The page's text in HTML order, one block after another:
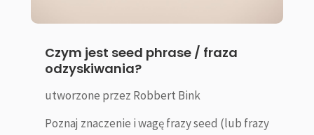
Czym jest seed phrase / fraza
odzyskiwania?
utworzone przez Robbert Bink
Poznaj znaczenie i wagę frazy seed (lub frazy